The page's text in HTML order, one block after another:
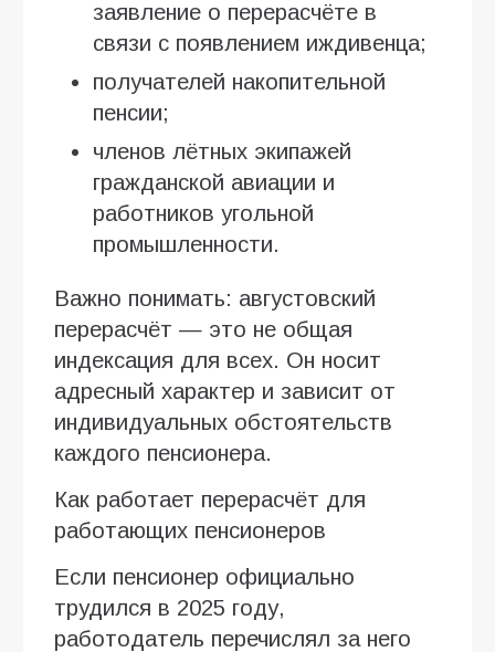
заявление о перерасчёте в
связи с появлением иждивенца;
получателей накопительной
пенсии;
членов лётных экипажей
гражданской авиации и
работников угольной
промышленности.
Важно понимать: августовский
перерасчёт — это не общая
индексация для всех. Он носит
адресный характер и зависит от
индивидуальных обстоятельств
каждого пенсионера.
Как работает перерасчёт для
работающих пенсионеров
Если пенсионер официально
трудился в 2025 году,
работодатель перечислял за него